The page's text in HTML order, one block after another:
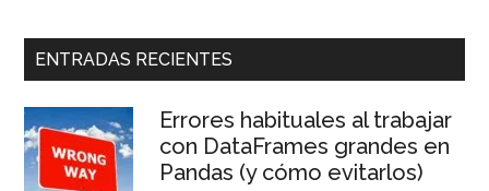
ENTRADAS RECIENTES
Errores habituales al trabajar
con DataFrames grandes en
Pandas (y cómo evitarlos)